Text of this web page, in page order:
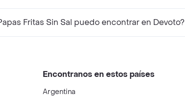
Fritas Sin Sal puedo encontrar en Devoto?
Encontranos en estos países
Argentina